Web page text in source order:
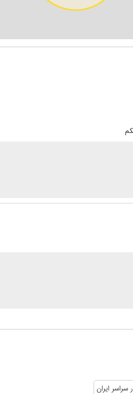
سراسر ایران